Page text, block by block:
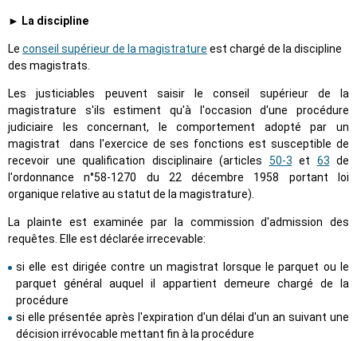
► La discipline
Le conseil supérieur de la magistrature est chargé de la discipline
des magistrats.
Les justiciables peuvent saisir le conseil supérieur de la
magistrature s'ils estiment qu'à l'occasion d'une procédure
judiciaire les concernant, le comportement adopté par un
magistrat dans l'exercice de ses fonctions est susceptible de
recevoir une qualification disciplinaire (articles 50-3 et 63 de
l'ordonnance n°58-1270 du 22 décembre 1958 portant loi
organique relative au statut de la magistrature).
La plainte est examinée par la commission d'admission des
requêtes. Elle est déclarée irrecevable:
si elle est dirigée contre un magistrat lorsque le parquet ou le
parquet général auquel il appartient demeure chargé de la
procédure
si elle présentée après l'expiration d'un délai d'un an suivant une
décision irrévocable mettant fin à la procédure